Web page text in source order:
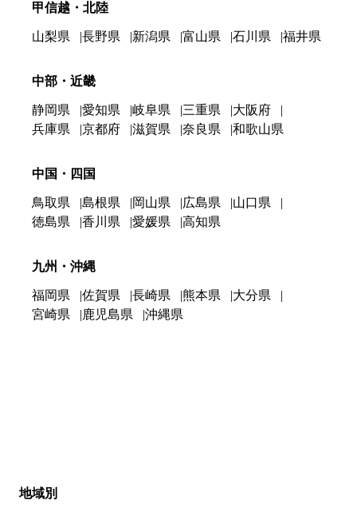
甲信越・北陸
山梨県 長野県 新潟県 富山県 石川県 福井県
中部・近畿
静岡県 愛知県 岐阜県 三重県
大阪府
兵庫県
京都府 滋賀県 奈良県 和歌山県
中国・四国
鳥取県 島根県 岡山県 広島県
山口県
徳島県
香川県 愛媛県 高知県
九州・沖縄
福岡県 佐賀県 長崎県 熊本県
大分県
宮崎県
鹿児島県 沖縄県
地域別